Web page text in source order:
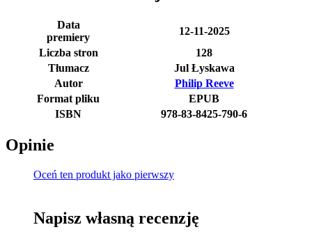
Data
premiery
12-11-2025
Liczba stron
128
Tłumacz
Jul Łyskawa
Autor
Philip Reeve
Format pliku
EPUB
ISBN
978-83-8425-790-6
Opinie
Oceń ten produkt jako pierwszy
Napisz własną recenzję